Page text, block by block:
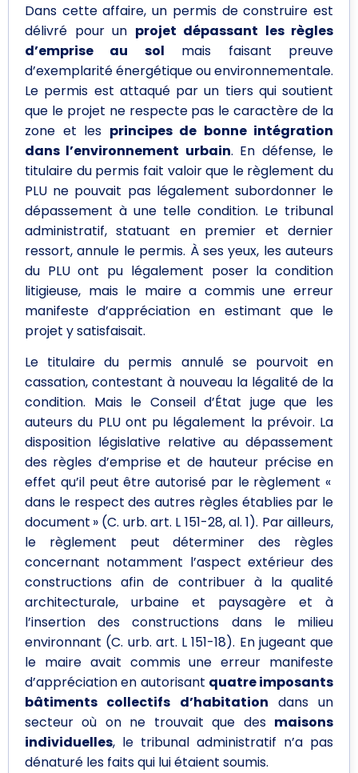
Dans cette affaire, un permis de construire est
délivré pour un projet dépassant les règles
d’emprise au sol mais faisant preuve
d’exemplarité énergétique ou environnementale.
Le permis est attaqué par un tiers qui soutient
que le projet ne respecte pas le caractère de la
zone et les principes de bonne intégration
dans l’environnement urbain. En défense, le
titulaire du permis fait valoir que le règlement du
PLU ne pouvait pas légalement subordonner le
dépassement à une telle condition. Le tribunal
administratif, statuant en premier et dernier
ressort, annule le permis. À ses yeux, les auteurs
du PLU ont pu légalement poser la condition
litigieuse, mais le maire a commis une erreur
manifeste d’appréciation en estimant que le
projet y satisfaisait.
Le titulaire du permis annulé se pourvoit en
cassation, contestant à nouveau la légalité de la
condition. Mais le Conseil d’État juge que les
auteurs du PLU ont pu légalement la prévoir. La
disposition législative relative au dépassement
des règles d’emprise et de hauteur précise en
effet qu’il peut être autorisé par le règlement «
dans le respect des autres règles établies par le
document » (C. urb. art. L 151-28, al. 1). Par ailleurs,
le règlement peut déterminer des règles
concernant notamment l’aspect extérieur des
constructions afin de contribuer à la qualité
architecturale, urbaine et paysagère et à
l’insertion des constructions dans le milieu
environnant (C. urb. art. L 151-18). En jugeant que
le maire avait commis une erreur manifeste
d’appréciation en autorisant quatre imposants
bâtiments collectifs d’habitation dans un
secteur où on ne trouvait que des maisons
individuelles, le tribunal administratif n’a pas
dénaturé les faits qui lui étaient soumis.